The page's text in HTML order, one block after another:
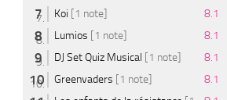
Koi [1 note]
8.1
Lumios [1 note]
8.1
DJ Set Quiz Musical [1 note]
8.1
Greenvaders [1 note]
8.1